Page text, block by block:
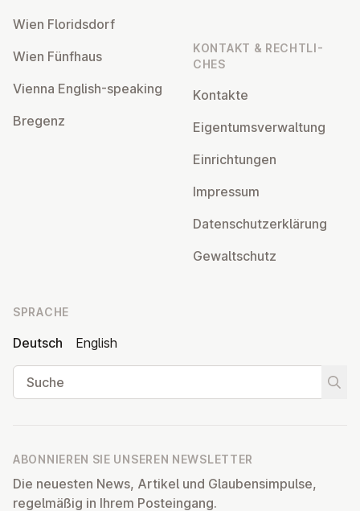
Wien Flo­rids­dorf
Wien Fünfhaus
Vienna English-speaking
Bregenz
KONTAKT & RECHT­LI­
CHES
Kontakte
Ei­gen­tums­ver­wal­tung
Ein­rich­tun­gen
Impressum
Da­ten­schutz­er­klä­rung
Ge­walt­schutz
SPRACHE
Deutsch
English
Suche
ABONNIEREN SIE UNSEREN NEWSLETTER
Die neuesten News, Artikel und Glaubensimpulse,
regelmäßig in Ihrem Posteingang.